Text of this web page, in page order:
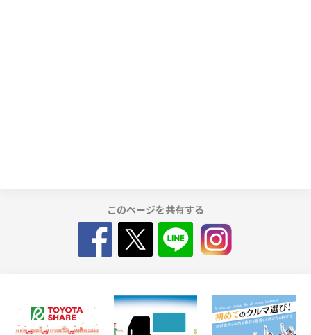
このページを共有する